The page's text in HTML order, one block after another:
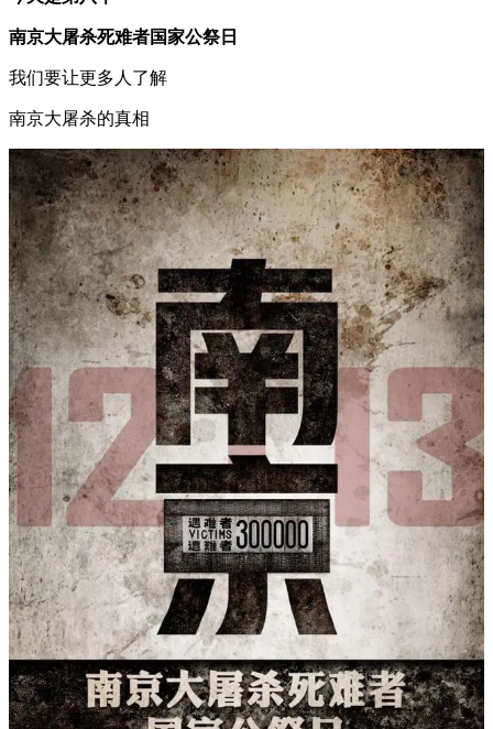
南京大屠杀死难者国家公祭日
我们要让更多人了解
南京大屠杀的真相